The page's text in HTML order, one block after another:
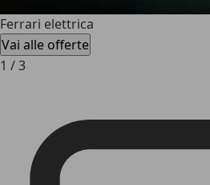
Ferrari elettrica
Vai alle offerte
1 /3